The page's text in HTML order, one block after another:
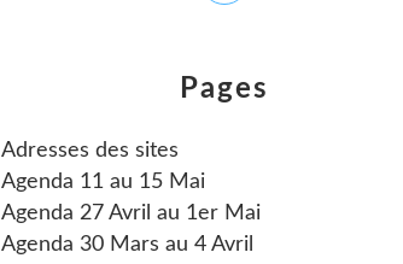
Pages
Adresses des sites
Agenda 11 au 15 Mai
Agenda 27 Avril au 1er Mai
Agenda 30 Mars au 4 Avril